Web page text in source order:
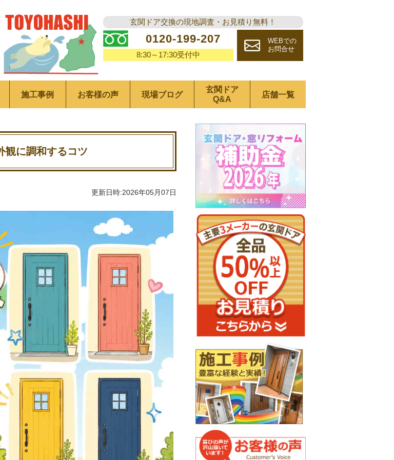
玄関ドア交換の現地調査・お見積り無料！
0120-199-207
8:30～17:30受付中
WEBでの
お問合せ
施工事例 お客様の声 現場ブログ
玄関ドア
Q&A
店舗一覧
観に調和するコツ
更新日時:2026年05月07日